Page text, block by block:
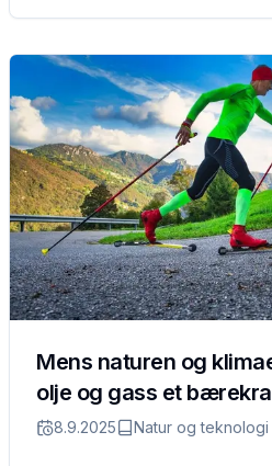
Mens naturen og
olje og gass et
8.9.2025 Natur og